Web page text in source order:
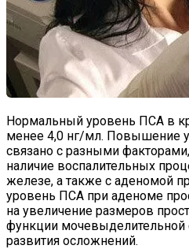
Нормальный уровень ПСА в
менее 4,0 нг/мл. Повышение
связано с разными
наличие воспалительных
железе, а также с аденомой
уровень ПСА при аденоме
на увеличение размеров
функции
развития осложнений.